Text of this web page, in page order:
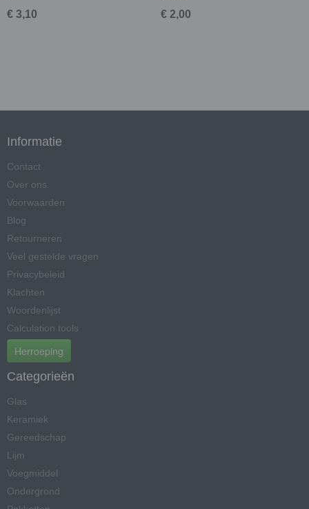
€ 3,10 € 2,00
Informatie
Contact
Over ons
Voorwaarden
Blog
Retourneren
Veel gestelde vragen
Privacybeleid
Klachten
Woordenlijst
Calculation tools
Herroeping
Categorieën
Glas
Keramiek
Gereedschap
Lijm
Voegmiddel
Ondergrond